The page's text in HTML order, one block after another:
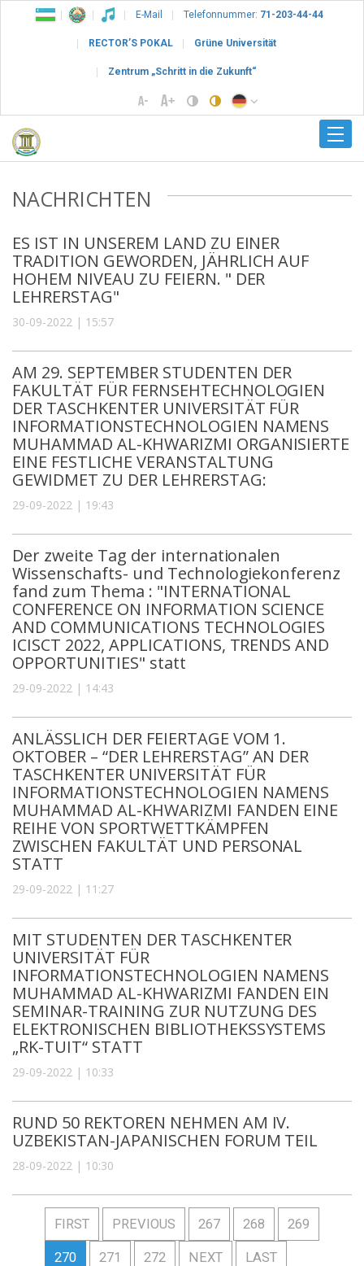
E-Mail Telefonnummer: 71-203-44-44
RECTOR’S POKAL Grüne Universität
Zentrum „Schritt in die Zukunft“
NACHRICHTEN
ES IST IN UNSEREM LAND ZU EINER
TRADITION GEWORDEN, JÄHRLICH AUF
HOHEM NIVEAU ZU FEIERN. " DER
LEHRERSTAG"
30-09-2022 | 15:57
AM 29. SEPTEMBER STUDENTEN DER
FAKULTÄT FÜR FERNSEHTECHNOLOGIEN
DER TASCHKENTER UNIVERSITÄT FÜR
INFORMATIONSTECHNOLOGIEN NAMENS
MUHAMMAD AL-KHWARIZMI ORGANISIERTE
EINE FESTLICHE VERANSTALTUNG
GEWIDMET ZU DER LEHRERSTAG:
29-09-2022 | 19:43
Der zweite Tag der internationalen
Wissenschafts- und Technologiekonferenz
fand zum Thema : "INTERNATIONAL
CONFERENCE ON INFORMATION SCIENCE
AND COMMUNICATIONS TECHNOLOGIES
ICISCT 2022, APPLICATIONS, TRENDS AND
OPPORTUNITIES" statt
29-09-2022 | 14:43
ANLÄSSLICH DER FEIERTAGE VOM 1.
OKTOBER – “DER LEHRERSTAG” AN DER
TASCHKENTER UNIVERSITÄT FÜR
INFORMATIONSTECHNOLOGIEN NAMENS
MUHAMMAD AL-KHWARIZMI FANDEN EINE
REIHE VON SPORTWETTKÄMPFEN
ZWISCHEN FAKULTÄT UND PERSONAL
STATT
29-09-2022 | 11:27
MIT STUDENTEN DER TASCHKENTER
UNIVERSITÄT FÜR
INFORMATIONSTECHNOLOGIEN NAMENS
MUHAMMAD AL-KHWARIZMI FANDEN EIN
SEMINAR-TRAINING ZUR NUTZUNG DES
ELEKTRONISCHEN BIBLIOTHEKSSYSTEMS
„RK-TUIT“ STATT
29-09-2022 | 10:33
RUND 50 REKTOREN NEHMEN AM IV.
UZBEKISTAN-JAPANISCHEN FORUM TEIL
28-09-2022 | 10:30
FIRST PREVIOUS 267 268 269
270 271 272 NEXT LAST